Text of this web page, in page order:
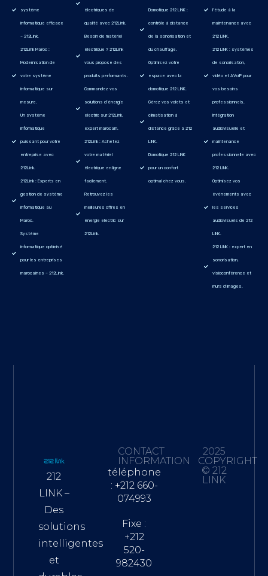
système
informatique efficace
– 212Link.
212Link Maroc :
Modernisation de
votre système
informatique sur
mesure.
Un système
informatique
puissant pour votre
entreprise avec
212Link.
212Link : Experts en
gestion de système
informatique au
Maroc.
Système
informatique optimisé
pour les entreprises
marocaines – 212Link.
électriques de
qualité avec 212Link.
Besoin de matériel
électrique ? 212Link
vous propose des
produits performants.
Commandez vos
solutions d’énergie
electric sur 212Link,
expert marocain.
212Link : Achetez
votre matériel
électrique en ligne
facilement.
Retrouvez les
meilleures offres en
énergie electric sur
212Link.
Domotique 212 LINK :
contrôle à distance
de la sonorisation et
du chauffage.
Optimisez votre
espace avec la
domotique 212 LINK.
Gérez vos volets et
climatisation à
distance grâce à 212
LINK.
Domotique 212 LINK
pour un confort
optimal chez vous.
l'étude à la
maintenance avec
212 LINK.
212 LINK : systèmes
de sonorisation,
vidéo et AVoIP pour
vos besoins
professionnels.
Intégration
audiovisuelle et
maintenance
professionnelle avec
212 LINK.
Optimisez vos
événements avec
les services
audiovisuels de 212
LINK.
212 LINK : expert en
sonorisation,
visioconférence et
murs d'images.
212
LINK –
Des
solutions
intelligentes
et
CONTACT
INFORMATION
téléphone
: +212 660-
074993
Fixe :
+212
520-
982430
2025
COPYRIGHT
© 212
LINK